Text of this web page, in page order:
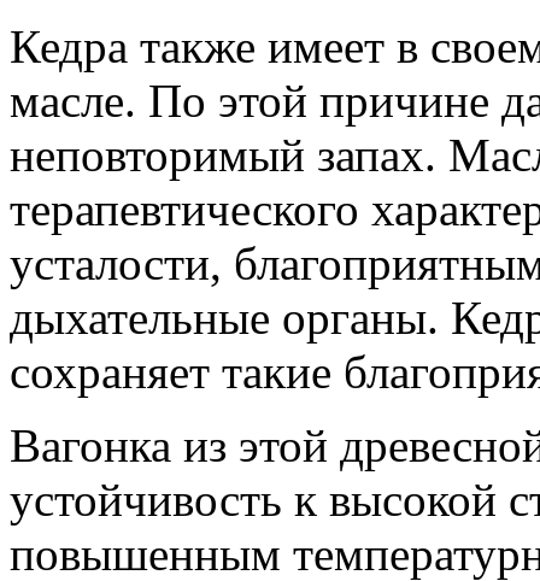
Кедра также имеет в
масле. По этой причине
неповторимый запах.
терапевтического
усталости,
дыхательные органы.
сохраняет такие
Вагонка из этой
устойчивость к высокой
повышенным